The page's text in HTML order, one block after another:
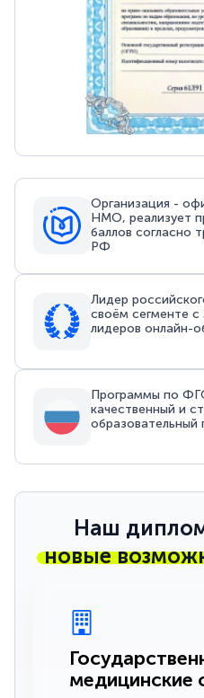
Организация -
НМО, реализует
баллов согласно
РФ
Лидер
своём сегменте
лидеров онлайн-
Программы по
качественный и
образовательный
Наш
новые
медицинские